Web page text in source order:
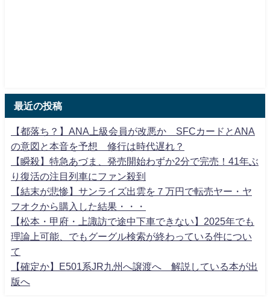
最近の投稿
【都落ち？】ANA上級会員が改悪か SFCカードとANA
の意図と本音を予想 修行は時代遅れ？
【瞬殺】特急あづま、発売開始わずか2分で完売！41年ぶ
り復活の注目列車にファン殺到
【結末が悲惨】サンライズ出雲を７万円で転売ヤー・ヤ
フオクから購入した結果・・・
【松本・甲府・上諏訪で途中下車できない】2025年でも
理論上可能、でもグーグル検索が終わっている件につい
て
【確定か】E501系JR九州へ譲渡へ 解説している本が出
版へ